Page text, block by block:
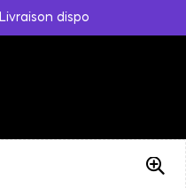
Livraison dispo